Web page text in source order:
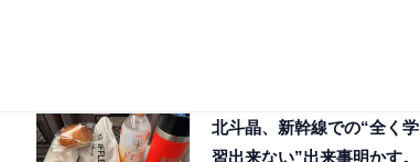
北斗晶、新幹線での“全く学
習出来ない”出来事明かす。